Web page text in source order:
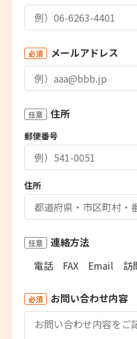
必須 メールアドレス
任意 住所
郵便番号
住所
任意
連絡方法
電話
FAX Email 訪
必須 お問い合わせ内容